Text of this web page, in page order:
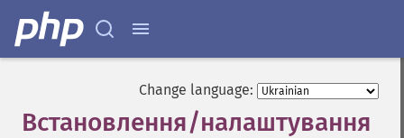
Change language:
Встановлення/налаштування